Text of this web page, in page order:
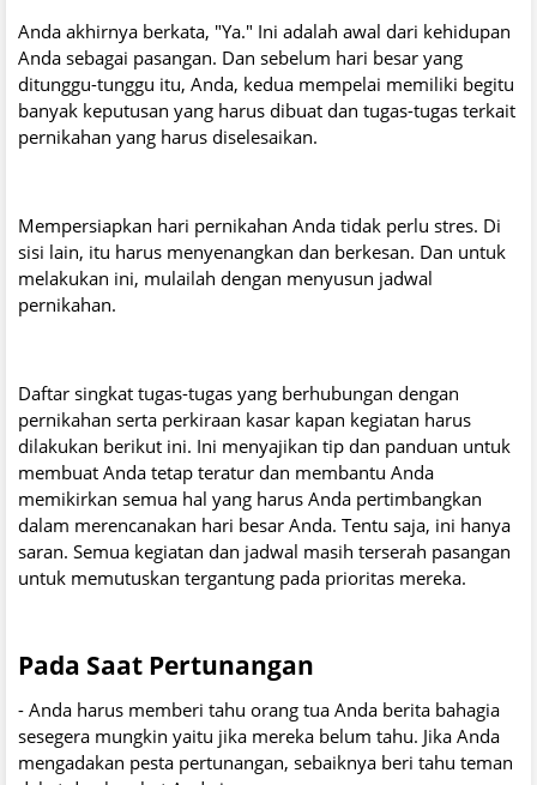
Anda akhirnya berkata, "Ya." Ini adalah awal dari kehidupan
Anda sebagai pasangan. Dan sebelum hari besar yang
ditunggu-tunggu itu, Anda, kedua mempelai memiliki begitu
banyak keputusan yang harus dibuat dan tugas-tugas terkait
pernikahan yang harus diselesaikan.
Mempersiapkan hari pernikahan Anda tidak perlu stres. Di
sisi lain, itu harus menyenangkan dan berkesan. Dan untuk
melakukan ini, mulailah dengan menyusun jadwal
pernikahan.
Daftar singkat tugas-tugas yang berhubungan dengan
pernikahan serta perkiraan kasar kapan kegiatan harus
dilakukan berikut ini. Ini menyajikan tip dan panduan untuk
membuat Anda tetap teratur dan membantu Anda
memikirkan semua hal yang harus Anda pertimbangkan
dalam merencanakan hari besar Anda. Tentu saja, ini hanya
saran. Semua kegiatan dan jadwal masih terserah pasangan
untuk memutuskan tergantung pada prioritas mereka.
Pada Saat Pertunangan
- Anda harus memberi tahu orang tua Anda berita bahagia
sesegera mungkin yaitu jika mereka belum tahu. Jika Anda
mengadakan pesta pertunangan, sebaiknya beri tahu teman